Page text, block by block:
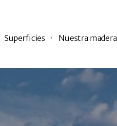
Superficies Nuestra madera